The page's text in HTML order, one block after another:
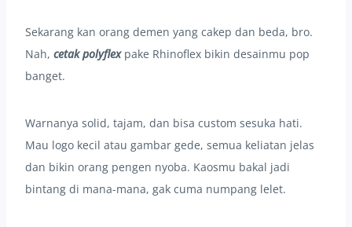
Sekarang kan orang demen yang cakep dan beda, bro.
Nah, cetak polyflexpake Rhinoflex bikin desainmu pop
banget.
Warnanya solid, tajam, dan bisa custom sesuka hati.
Mau logo kecil atau gambar gede, semua keliatan jelas
dan bikin orang pengen nyoba. Kaosmu bakal jadi
bintang di mana-mana, gak cuma numpang lelet.